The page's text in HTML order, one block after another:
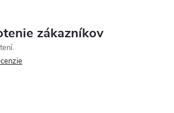
zákazníkov